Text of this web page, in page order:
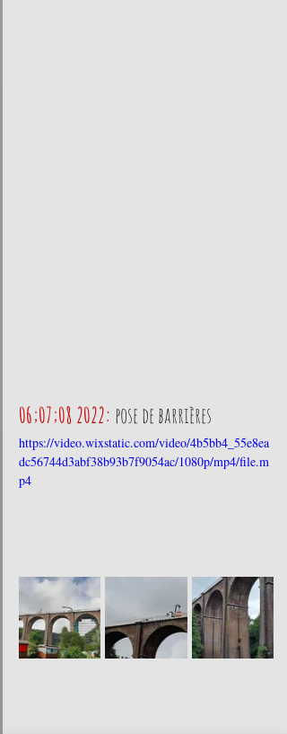
06;07;08 2022: pose de barrières
https://video.wixstatic.com/video/4b5bb4_55e8ea
dc56744d3abf38b93b7f9054ac/1080p/mp4/file.m
p4